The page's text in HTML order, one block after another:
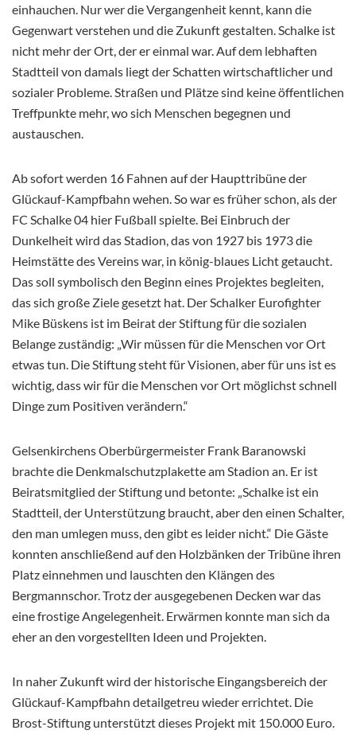
einhauchen. Nur wer die Vergangenheit kennt, kann die
Gegenwart verstehen und die Zukunft gestalten. Schalke ist
nicht mehr der Ort, der er einmal war. Auf dem lebhaften
Stadtteil von damals liegt der Schatten wirtschaftlicher und
sozialer Probleme. Straßen und Plätze sind keine öffentlichen
Treffpunkte mehr, wo sich Menschen begegnen und
austauschen.
Ab sofort werden 16 Fahnen auf der Haupttribüne der
Glückauf-Kampfbahn wehen. So war es früher schon, als der
FC Schalke 04 hier Fußball spielte. Bei Einbruch der
Dunkelheit wird das Stadion, das von 1927 bis 1973 die
Heimstätte des Vereins war, in könig-blaues Licht getaucht.
Das soll symbolisch den Beginn eines Projektes begleiten,
das sich große Ziele gesetzt hat. Der Schalker Eurofighter
Mike Büskens ist im Beirat der Stiftung für die sozialen
Belange zuständig: „Wir müssen für die Menschen vor Ort
etwas tun. Die Stiftung steht für Visionen, aber für uns ist es
wichtig, dass wir für die Menschen vor Ort möglichst schnell
Dinge zum Positiven verändern.“
Gelsenkirchens Oberbürgermeister Frank Baranowski
brachte die Denkmalschutzplakette am Stadion an. Er ist
Beiratsmitglied der Stiftung und betonte: „Schalke ist ein
Stadtteil, der Unterstützung braucht, aber den einen Schalter,
den man umlegen muss, den gibt es leider nicht.“ Die Gäste
konnten anschließend auf den Holzbänken der Tribüne ihren
Platz einnehmen und lauschten den Klängen des
Bergmannschor. Trotz der ausgegebenen Decken war das
eine frostige Angelegenheit. Erwärmen konnte man sich da
eher an den vorgestellten Ideen und Projekten.
In naher Zukunft wird der historische Eingangsbereich der
Glückauf-Kampfbahn detailgetreu wieder errichtet. Die
Brost-Stiftung unterstützt dieses Projekt mit 150.000 Euro.